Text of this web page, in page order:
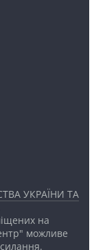
УКРАЇНИ ТА
на
можливе